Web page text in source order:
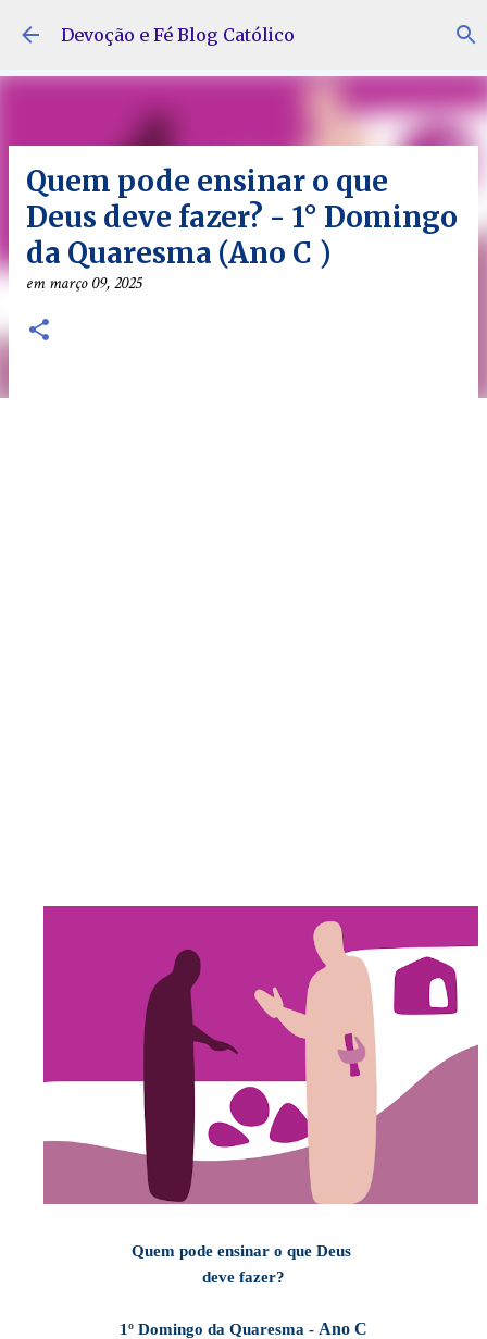
Pular para o conteúdo principal
Devoção e Fé Blog Católico
Quem pode ensinar o que
Deus deve fazer? - 1° Domingo
da Quaresma (Ano C )
emmarço 09, 2025
Quem pode ensinar o que Deus
deve fazer?
1º Domingo da Quaresma - Ano C